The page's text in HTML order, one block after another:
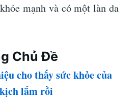
mạnh và có một làn da
Chủ Đề
cho thấy sức khỏe của
lắm rồi